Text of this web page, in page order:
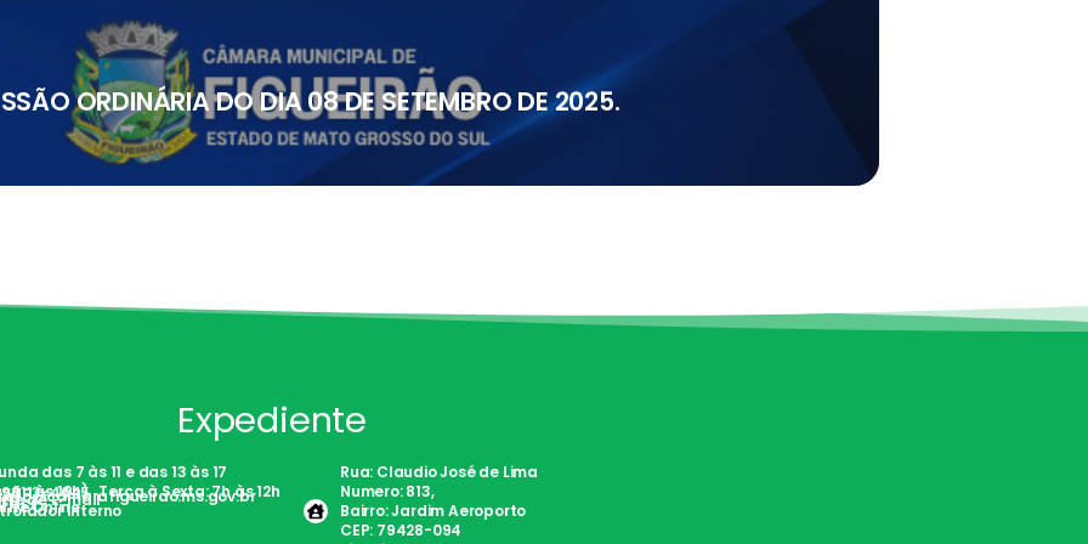
ORDINÁRIA DO DIA 08 DE SETEMBRO DE 2025.
Expediente
das 7 às 11 e das 13 às 17
às 19h) . Terça à Sexta: 7h às 12h
4645
de E-mail
FácilOnlineInterno
Rua: Claudio José de Lima
Numero: 813,
Bairro: Jardim Aeroporto
CEP: 79428-094